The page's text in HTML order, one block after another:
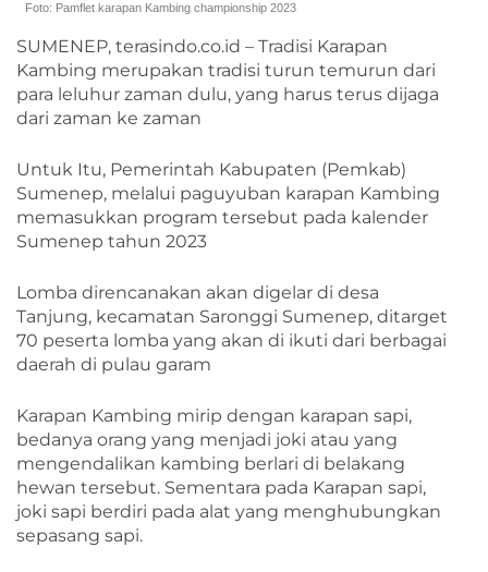
Foto: Pamflet karapan Kambing championship 2023
SUMENEP, terasindo.co.id – Tradisi Karapan
Kambing merupakan tradisi turun temurun dari
para leluhur zaman dulu, yang harus terus dijaga
dari zaman ke zaman
Untuk Itu, Pemerintah Kabupaten (Pemkab)
Sumenep, melalui paguyuban karapan Kambing
memasukkan program tersebut pada kalender
Sumenep tahun 2023
Lomba direncanakan akan digelar di desa
Tanjung, kecamatan Saronggi Sumenep, ditarget
70 peserta lomba yang akan di ikuti dari berbagai
daerah di pulau garam
Karapan Kambing mirip dengan karapan sapi,
bedanya orang yang menjadi joki atau yang
mengendalikan kambing berlari di belakang
hewan tersebut. Sementara pada Karapan sapi,
joki sapi berdiri pada alat yang menghubungkan
sepasang sapi.